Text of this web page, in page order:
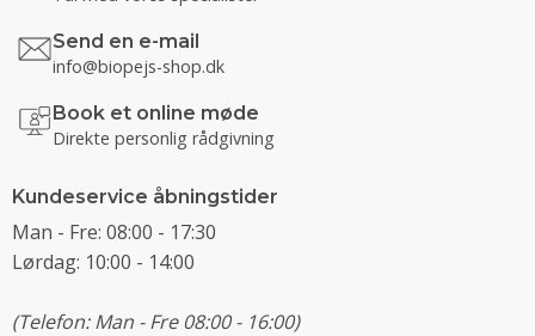
Send en e-mail
info@biopejs-shop.dk
Book et online møde
Direkte personlig rådgivning
Kundeservice åbningstider
Man - Fre: 08:00 - 17:30
Lørdag: 10:00 - 14:00
(Telefon: Man - Fre 08:00 - 16:00)